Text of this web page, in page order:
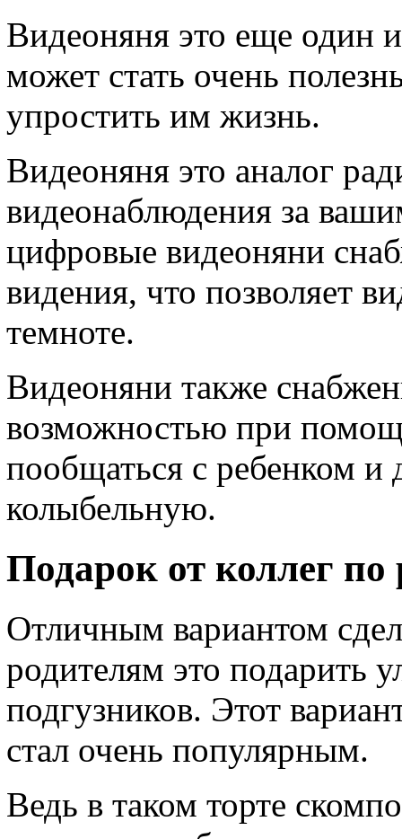
Видеоняня это еще один
может стать очень
упростить им жизнь.
Видеоняня это аналог
видеонаблюдения за
цифровые видеоняни
видения, что позволяет
темноте.
Видеоняни также
возможностью при
пообщаться с ребенком и
колыбельную.
Подарок от коллег по
Отличным вариантом
родителям это подарить
подгузников. Этот
стал очень популярным.
Ведь в таком торте